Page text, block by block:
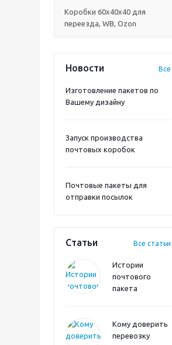
Коробки 60х40х40 для
переезда, WB, Ozon
Новости Все
Изготовление пакетов по
Вашему дизайну
Запуск производства
почтовых коробок
Почтовые пакеты для
отправки посылок
Статьи Все статьи
Истории
почтового
пакета
Кому доверить
перевозку